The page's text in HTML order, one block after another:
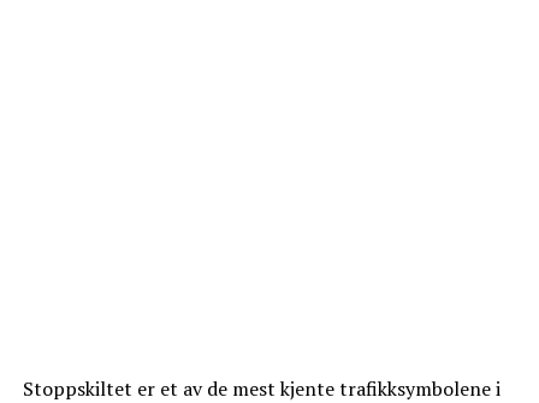
Stoppskiltet er et av de mest kjente trafikksymbolene i